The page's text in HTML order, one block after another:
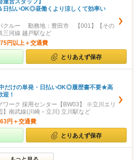
運営スタッフ】
日払いOK◎昼働くより涼しくて効率い
クルー 勤務地：豊田市 【001】【その
三河線 越戸駅など
円以上＋交通費
とりあえず保存
だけの単発・日払いOK◎履歴書不要★高
！
ワーク 採用センター【BW03】 ※立川エリ
】南武線(川崎－立川) 立川駅など
円＋交通費
とりあえず保存